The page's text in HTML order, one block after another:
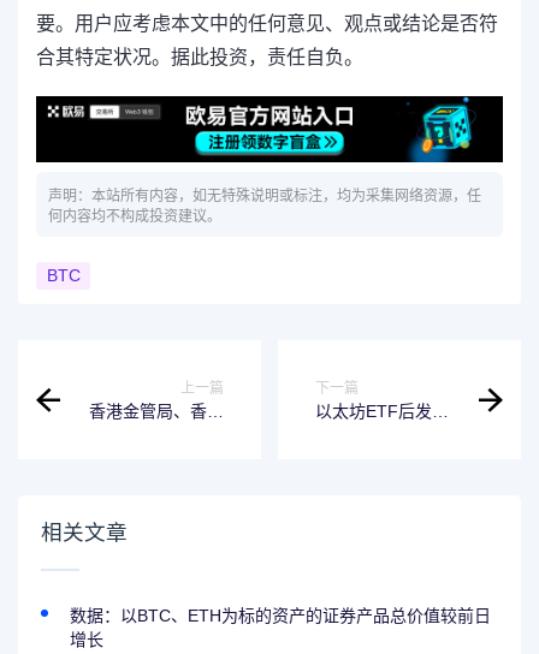
要。用户应考虑本文中的任何意见、观点或结论是否符
合其特定状况。据此投资，责任自负。
声明：本站所有内容，如无特殊说明或标注，均为采集网络资源，任
何内容均不构成投资建议。
BTC
上一篇
香港金管局、香港
下一篇
以太坊ETF后发居
相关文章
数据：以BTC、ETH为标的资产的证券产品总价值较前日
增长